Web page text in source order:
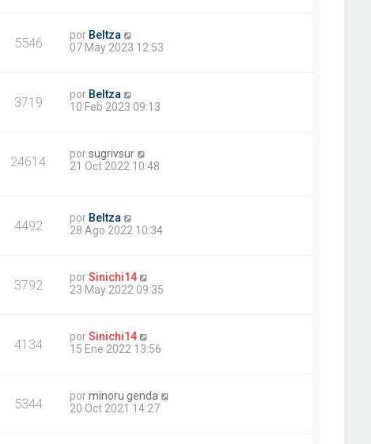
5546 por Beltza
07 May 2023 12:53
3719 por Beltza
10 Feb 2023 09:13
24614 porsugrivsur
21 Oct 2022 10:48
4492 por Beltza
28 Ago 2022 10:34
3792 porSinichi14
23 May 2022 09:35
4134 porSinichi14
15 Ene 2022 13:56
5344 porminoru genda
20 Oct 2021 14:27